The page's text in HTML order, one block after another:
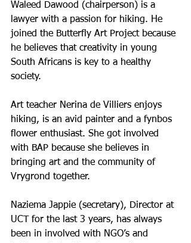
Waleed Dawood (chairperson) is a
lawyer with a passion for hiking. He
joined the Butterfly Art Project because
he believes that creativity in young
South Africans is key to a healthy
society.
Art teacher Nerina de Villiers enjoys
hiking, is an avid painter and a fynbos
flower enthusiast. She got involved
with BAP because she believes in
bringing art and the community of
Vrygrond together.
Naziema Jappie (secretary), Director at
UCT for the last 3 years, has always
been in involved with NGO’s and